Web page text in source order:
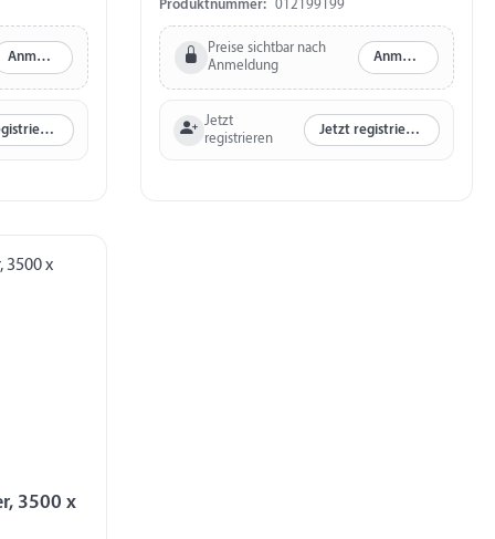
Anmelden
Jetzt registrieren
Produktnummer: 012199199
Preise sichtbar nach
Anmeldung
Anmelden
Jetzt
registrieren
Jetzt registrieren
3500 x